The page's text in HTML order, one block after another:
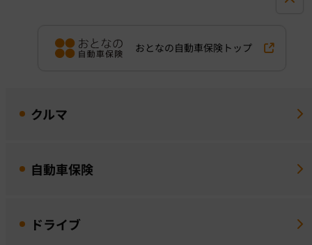
おとなの自動車保険トップ
クルマ
自動車保険
ドライブ